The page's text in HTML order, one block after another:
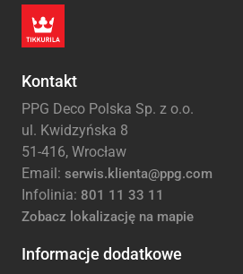
Kontakt
PPG Deco Polska Sp. z o.o.
ul. Kwidzyńska 8
51-416, Wrocław
Email: serwis.klienta@ppg.com
Infolinia: 801 11 33 11
Zobacz lokalizację na mapie
Informacje dodatkowe